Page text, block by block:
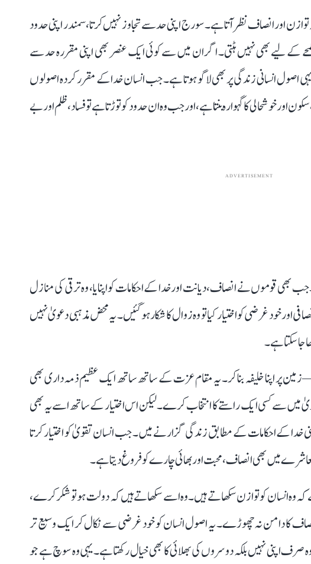
اور انصاف نظر آتا ہے۔ سورج اپنی حد سے تجاوز نہیں کرتا، سمندر اپنی حدود
کے لیے بھی نہیں ہٹتی۔ اگر ان میں سے کوئی ایک عنصر بھی اپنی مقررہ حد سے
اصول انسانی زندگی پر بھی لاگو ہوتا ہے۔ جب انسان خدا کے مقرر کردہ اصولوں
اور خوشحالی کا گہوارہ بنتا ہے، اور جب وہ ان حدود کو توڑتا ہے تو فساد، ظلم اور بے
ADVERTISEMENT
قوموں نے انصاف، دیانت اور خدا کے احکامات کو اپنایا، وہ ترقی کی منازل
خود غرضی کو اختیار کیا تو وہ زوال کا شکار ہو گئیں۔ یہ محض مذہبی دعویٰ نہیں
جا سکتا ہے۔
پر اپنا خلیفہ بنا کر۔ یہ مقام عزت کے ساتھ ساتھ ایک عظیم ذمہ داری بھی
تقویٰ میں سے کسی ایک راستے کا انتخاب کرے۔ لیکن اس اختیار کے ساتھ اسے یہ بھی
خدا کے احکامات کے مطابق زندگی گزارنے میں۔ جب انسان تقویٰ کو اختیار کرتا
میں بھی انصاف، محبت اور بھائی چارے کو فروغ دیتا ہے۔
وہ انسان کو توازن سکھاتے ہیں۔ وہ اسے سکھاتے ہیں کہ دولت ہو تو شکر کرے،
کا دامن نہ چھوڑے۔ یہ اصول انسان کو خود غرضی سے نکال کر ایک وسیع تر
اپنی نہیں بلکہ دوسروں کی بھلائی کا بھی خیال رکھتا ہے۔ یہی وہ سوچ ہے جو